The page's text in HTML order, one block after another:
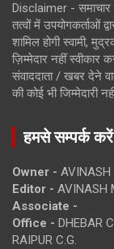
Disclaimer -
तत्वों में उपयोगकर्ताओं
शामिल होगी स्वामी,
ज़िम्मेदार नहीं स्वीकार
संवाददाता / खबर देने
की कोई भी जिम्मेदारी
हमसे सम्पर्क करें
Owner - AVINASH
Editor - AVINASH
Associate -
Office - DHEBAR
RAIPUR C.G.